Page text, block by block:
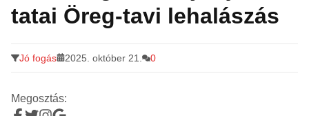
tatai Öreg-tavi lehalászás
Jó fogás 2025. október 21. 0
Megosztás: